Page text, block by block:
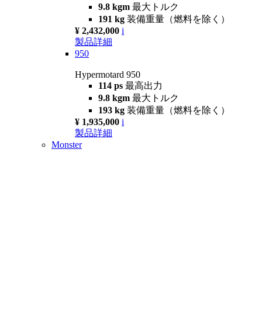
9.8 kgm 最大トルク
191 kg 装備重量（燃料を除く）
¥ 2,432,000 i
製品詳細
950
Hypermotard 950
114 ps 最高出力
9.8 kgm 最大トルク
193 kg 装備重量（燃料を除く）
¥ 1,935,000 i
製品詳細
Monster